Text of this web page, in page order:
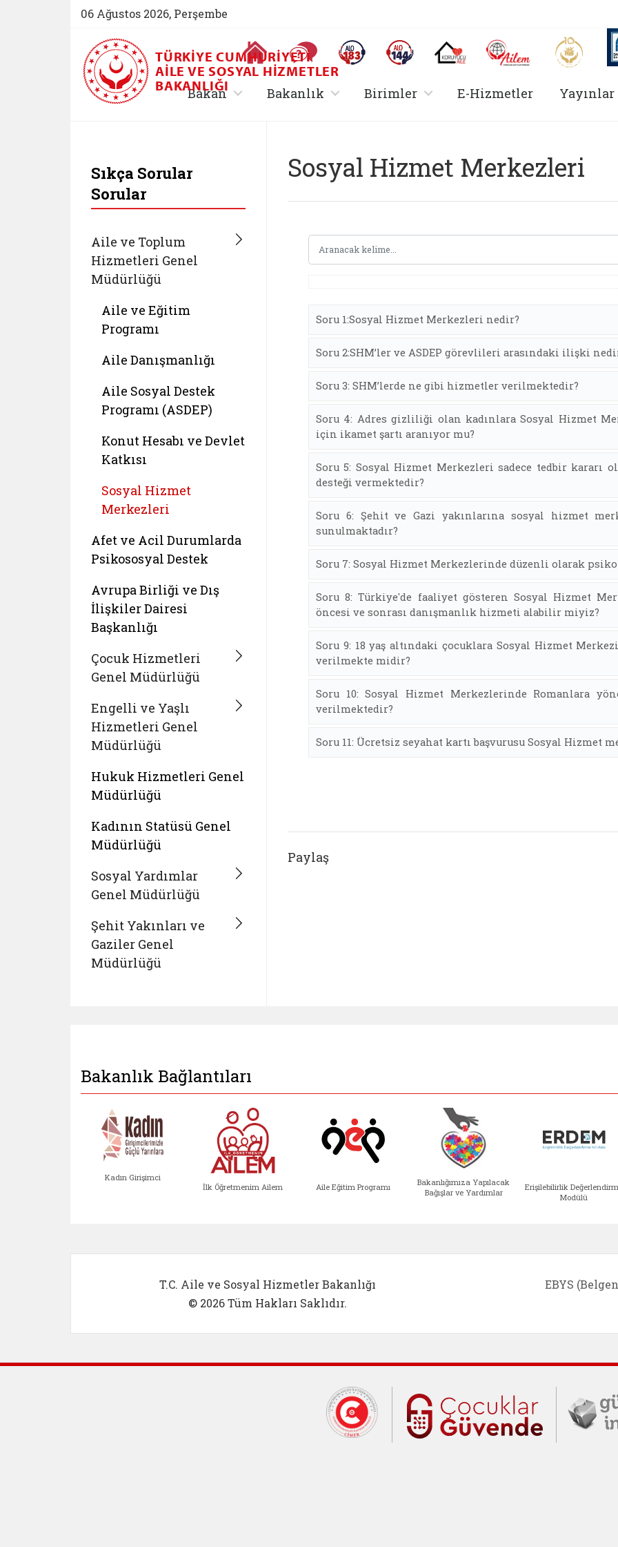
06 Ağustos 2026, Perşembe
Ana Sayfa Sıkça Sorulan SorularAlo 183 (yeni sekmede açılır)Alo 144 (yeni sekmede açılır)Koruyucu Aile (yeni sekmede açılır)
AİLEM İletişim Aile ve
TÜRKIYE CUMHURIYETI
AILE VE SOSYAL HIZMETLER
BAKANLIĞI
Bakan, alt menü içerir
Bakanlık , alt menü içerir
Birimler, alt menü içerir
E-Hizmetler Yayınlar
Sıkça Sorular
Sorular
Aile ve Toplum
Hizmetleri Genel
Müdürlüğü
Aile ve Eğitim
Programı
Aile Danışmanlığı
Aile Sosyal Destek
Programı (ASDEP)
Konut Hesabı ve Devlet
Katkısı
Sosyal Hizmet
Merkezleri
Afet ve Acil Durumlarda
Psikososyal Destek
Avrupa Birliği ve Dış
İlişkiler Dairesi
Başkanlığı
Çocuk Hizmetleri
Genel Müdürlüğü
Engelli ve Yaşlı
Hizmetleri Genel
Müdürlüğü
Hukuk Hizmetleri Genel
Müdürlüğü
Kadının Statüsü Genel
Müdürlüğü
Sosyal Yardımlar
Genel Müdürlüğü
Şehit Yakınları ve
Gaziler Genel
Müdürlüğü
Sosyal Hizmet Merkezleri
Soru 1:Sosyal Hizmet Merkezleri nedir?
Soru 2:SHM’ler ve ASDEP görevlileri arasındaki ilişki
Soru 3: SHM’lerde ne gibi hizmetler verilmektedir?
Soru 4: Adres gizliliği olan kadınlara Sosyal Hizmet
için ikamet şartı aranıyor mu?
Soru 5: Sosyal Hizmet Merkezleri sadece tedbir kararı
desteği vermektedir?
Soru 6: Şehit ve Gazi yakınlarına sosyal hizmet
sunulmaktadır?
Soru 7: Sosyal Hizmet Merkezlerinde düzenli olarak
Soru 8: Türkiye'de faaliyet gösteren Sosyal Hizmet
öncesi ve sonrası danışmanlık hizmeti alabilir miyiz?
Soru 9: 18 yaş altındaki çocuklara Sosyal Hizmet
verilmekte midir?
Soru 10: Sosyal Hizmet Merkezlerinde Romanlara
verilmektedir?
Soru 11: Ücretsiz seyahat kartı başvurusu Sosyal Hizmet
Paylaş
Bakanlık Bağlantıları
Kadın Girişimci
İlk Öğretmenim Ailem Aile Eğitim Programı
Bakanlığımıza Yapılacak
Bağışlar ve Yardımlar
Erişilebilirlik
Modülü
T.C. Aile ve Sosyal Hizmetler Bakanlığı
© 2026 Tüm Hakları Saklıdır.
EBYS
Cumhurbaşkanlığı İletişim Merkezi
Çocuklar